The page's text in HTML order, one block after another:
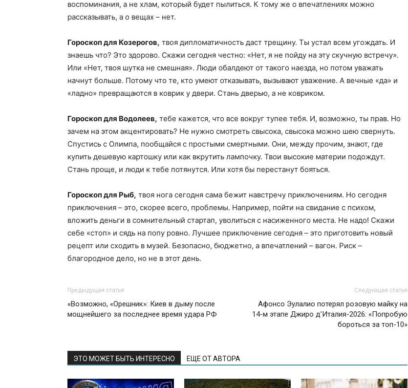
воспоминания, а не хлам, который будет пылиться. К тому же о впечатлениях можно
рассказывать, а о вещах – нет.
Гороскоп для Козерогов, твоя дипломатичность даст трещину. Ты устал всем угождать. И
знаешь что? Это здорово. Скажи сегодня честно: «Нет, я не пойду на эту скучную встречу».
Или «Нет, твоя шутка не смешная». Люди обалдеют от такого наезда, но потом уважать
начнут больше. Потому что те, кто умеют отказывать, вызывают уважение. А вечные «да» и
«ладно» превращаются в коврик у двери. Стань дверью, а не ковриком.
Гороскоп для Водолеев, тебе кажется, что все вокруг тупее тебя. И, возможно, ты прав. Но
зачем на этом акцентировать? Не нужно смотреть свысока, свысока можно шею свернуть.
Спустись с Олимпа, пообщайся с простыми смертными. Они, между прочим, знают, где
купить дешевую картошку или как вкрутить лампочку. Твои высокие материи подождут.
Стань проще, и люди к тебе потянутся. Или хотя бы перестанут бояться.
Гороскоп для Рыб, твоя нога сегодня сама бежит навстречу приключениям. Но сегодня
приключения – это, скорее всего, проблемы. Например, пойти на свидание с психом,
вложить деньги в сомнительный стартап, уволиться с насиженного места. Не надо! Скажи
себе «стоп» и сядь на попу ровно. Лучшее приключение сегодня – это приготовить новый
рецепт или сходить в музей. Безопасно, бюджетно, а впечатлений – вагон. Риск –
благородное дело, но не в этот день.
Предыдущая статья
«Возможно, «Орешник»: Киев в дыму после
мощнейшего за последнее время удара РФ
Следующая статья
Афонсо Эулалио потерял розовую майку на
14-м этапе Джиро д’Италия-2026: «Попробую
бороться за топ-10»
ЭТО МОЖЕТ БЫТЬ ИНТЕРЕСНО ЕЩЕ ОТ АВТОРА